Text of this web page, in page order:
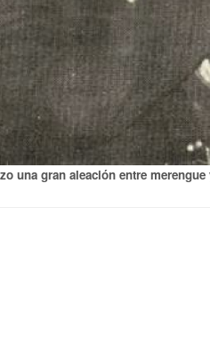
una gran aleación entre